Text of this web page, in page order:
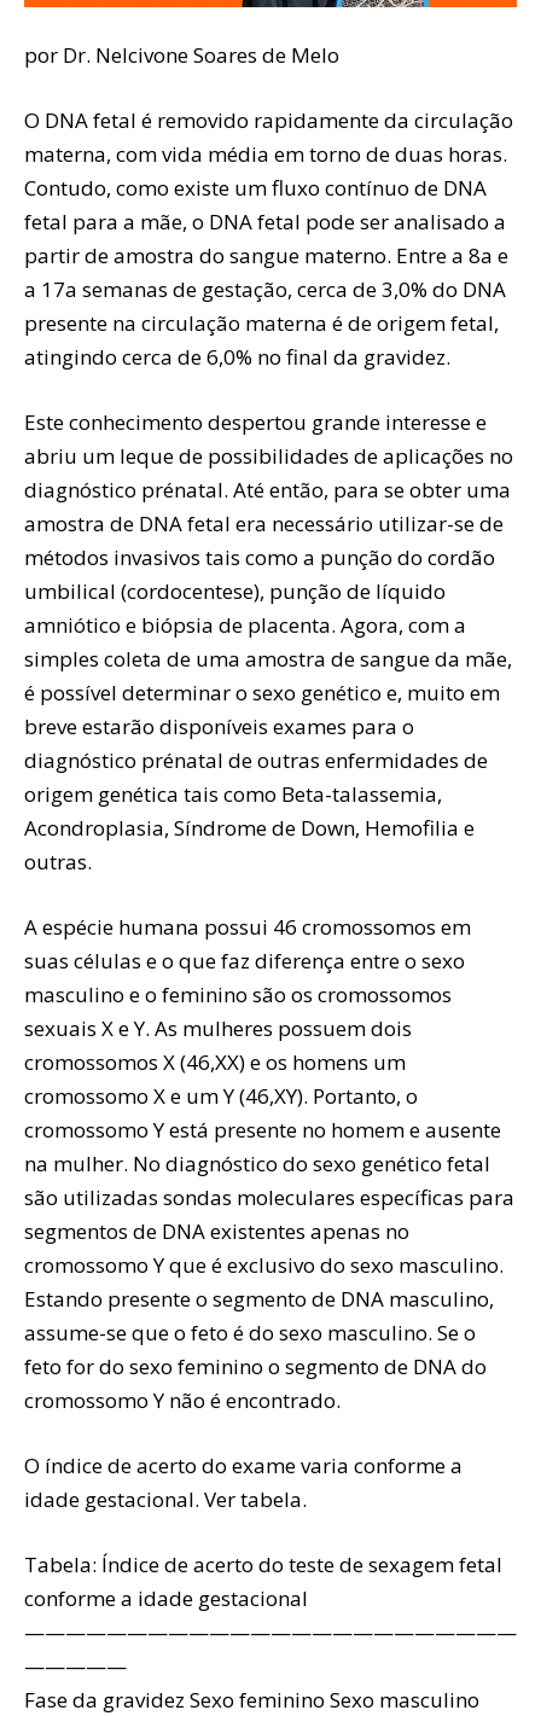
por Dr. Nelcivone Soares de Melo
O DNA fetal é removido rapidamente da circulação
materna, com vida média em torno de duas horas.
Contudo, como existe um fluxo contínuo de DNA
fetal para a mãe, o DNA fetal pode ser analisado a
partir de amostra do sangue materno. Entre a 8a e
a 17a semanas de gestação, cerca de 3,0% do DNA
presente na circulação materna é de origem fetal,
atingindo cerca de 6,0% no final da gravidez.
Este conhecimento despertou grande interesse e
abriu um leque de possibilidades de aplicações no
diagnóstico prénatal. Até então, para se obter uma
amostra de DNA fetal era necessário utilizar-se de
métodos invasivos tais como a punção do cordão
umbilical (cordocentese), punção de líquido
amniótico e biópsia de placenta. Agora, com a
simples coleta de uma amostra de sangue da mãe,
é possível determinar o sexo genético e, muito em
breve estarão disponíveis exames para o
diagnóstico prénatal de outras enfermidades de
origem genética tais como Beta-talassemia,
Acondroplasia, Síndrome de Down, Hemofilia e
outras.
A espécie humana possui 46 cromossomos em
suas células e o que faz diferença entre o sexo
masculino e o feminino são os cromossomos
sexuais X e Y. As mulheres possuem dois
cromossomos X (46,XX) e os homens um
cromossomo X e um Y (46,XY). Portanto, o
cromossomo Y está presente no homem e ausente
na mulher. No diagnóstico do sexo genético fetal
são utilizadas sondas moleculares específicas para
segmentos de DNA existentes apenas no
cromossomo Y que é exclusivo do sexo masculino.
Estando presente o segmento de DNA masculino,
assume-se que o feto é do sexo masculino. Se o
feto for do sexo feminino o segmento de DNA do
cromossomo Y não é encontrado.
O índice de acerto do exame varia conforme a
idade gestacional. Ver tabela.
Tabela: Índice de acerto do teste de sexagem fetal
conforme a idade gestacional
————————————————————————
—————
Fase da gravidez Sexo feminino Sexo masculino